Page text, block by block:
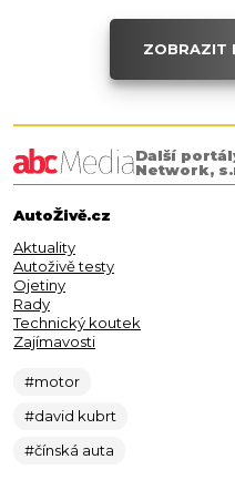
ZOBRAZIT
Další
Network,
AutoŽivě.cz
Aktuality
Autoživě testy
Ojetiny
Rady
Technický koutek
Zajímavosti
#motor
#david kubrt
#čínská auta